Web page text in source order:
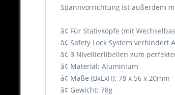
Spannvorrichtung ist außerdem
â¢ Für Stativköpfe (mit
â¢ Safety Lock System
â¢ 3 Nivellierlibellen zum
â¢ Material: Aluminium
â¢ Maße (BxLxH): 78 x 56 x 20mm
â¢ Gewicht: 78g